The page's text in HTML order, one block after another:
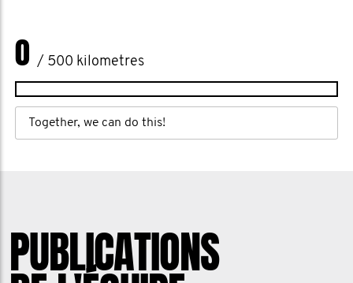
0 / 500 kilometres
Together, we can do this!
PUBLICATIONS